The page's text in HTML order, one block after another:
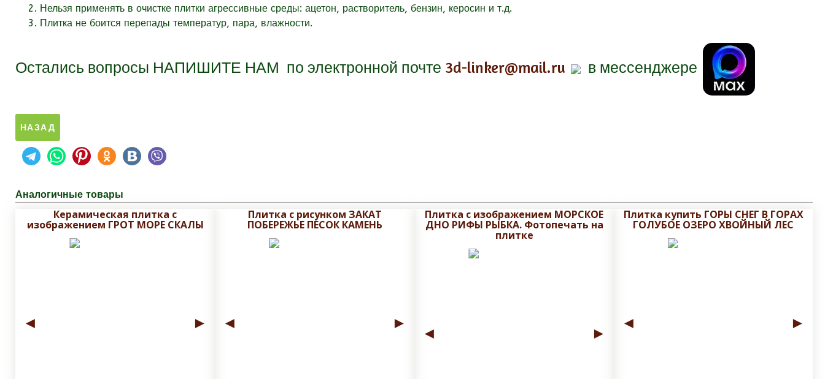
Нельзя применять в очистке плитки агрессивные среды: ацетон, растворитель, бензин, керосин и т.д.
Плитка не боится перепады температур, пара, влажности.
Остались вопросы НАПИШИТЕ НАМ по электронной почте 3d-linker@mail.ru в мессенджере
Аналогичные товары
Керамическая плитка с
изображением ГРОТ МОРЕ СКАЛЫ
◄ ►
Плитка с рисунком ЗАКАТ
ПОБЕРЕЖЬЕ ПЕСОК КАМЕНЬ
◄ ►
Плитка с изображением МОРСКОЕ
ДНО РИФЫ РЫБКА. Фотопечать на
плитке
◄ ►
Плитка купить ГОРЫ СНЕГ В ГОРАХ
ГОЛУБОЕ ОЗЕРО ХВОЙНЫЙ ЛЕС
◄ ►